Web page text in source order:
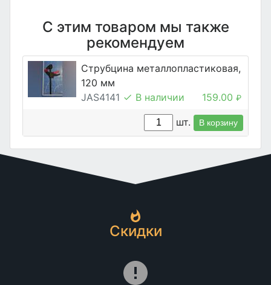
С этим товаром мы также
рекомендуем
Струбцина металлопластиковая,
120 мм
JAS4141
В наличии 159.00 ₽
шт. В корзину
Скидки